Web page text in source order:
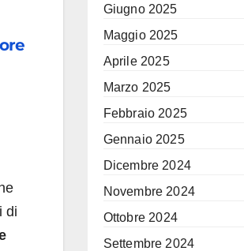
di
Giugno 2025
Maggio 2025
Aprile 2025
Marzo 2025
Febbraio 2025
Gennaio 2025
Dicembre 2024
Novembre 2024
Ottobre 2024
Settembre 2024